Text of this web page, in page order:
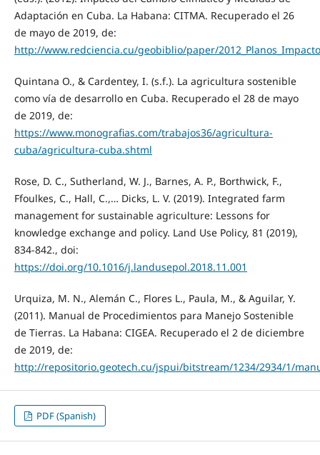
Adaptación en Cuba. La Habana: CITMA. Recuperado el 26
de mayo de 2019, de:
http://www.redciencia.cu/geobiblio/paper/
Quintana O., & Cardentey, I. (s.f.). La agricultura sostenible
como vía de desarrollo en Cuba. Recuperado el 28 de mayo
de 2019, de:
https://www.monografias.com/trabajos36/agricultura-
cuba/agricultura-cuba.shtml
Rose, D. C., Sutherland, W. J., Barnes, A. P., Borthwick, F.,
Ffoulkes, C., Hall, C.,… Dicks, L. V. (2019). Integrated farm
management for sustainable agriculture: Lessons for
knowledge exchange and policy. Land Use Policy, 81 (2019),
834-842., doi:
https://doi.org/10.1016/j.landusepol.2018.11.001
Urquiza, M. N., Alemán C., Flores L., Paula, M., & Aguilar, Y.
(2011). Manual de Procedimientos para Manejo Sostenible
de Tierras. La Habana: CIGEA. Recuperado el 2 de diciembre
de 2019, de:
http://repositorio.geotech.cu/jspui/bitstream/1234/2934/1/
PDF (Spanish)